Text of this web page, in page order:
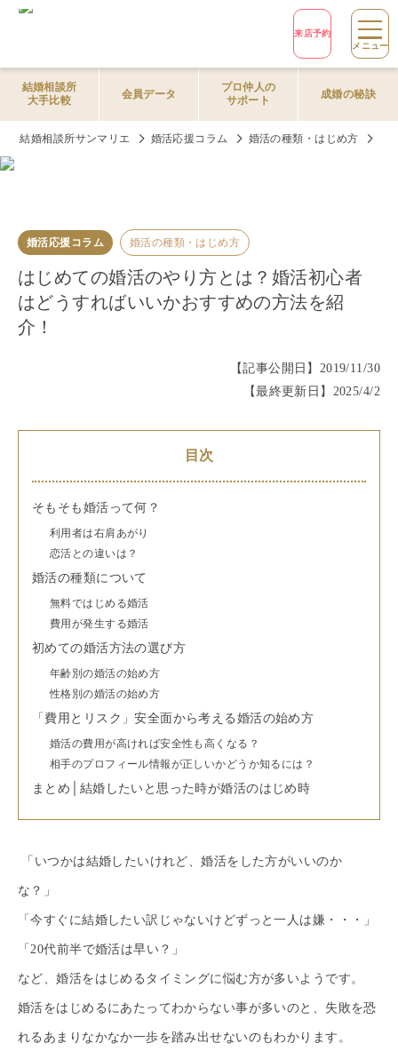
来店予約
メニュー
結婚相談所
大手比較
会員データ
プロ仲人の
サポート
成婚の秘訣
結婚相談所サンマリエ 婚活応援コラム 婚活の種類・はじめ方
婚活応援コラム 婚活の種類・はじめ方
はじめての婚活のやり方とは？婚活初心者
はどうすればいいかおすすめの方法を紹
介！
【記事公開日】 2019/11/30
【最終更新日】 2025/4/2
目次
そもそも婚活って何？
利用者は右肩あがり
恋活との違いは？
婚活の種類について
無料ではじめる婚活
費用が発生する婚活
初めての婚活方法の選び方
年齢別の婚活の始め方
性格別の婚活の始め方
「費用とリスク」安全面から考える婚活の始め方
婚活の費用が高ければ安全性も高くなる？
相手のプロフィール情報が正しいかどうか知るには？
まとめ│結婚したいと思った時が婚活のはじめ時
「いつかは結婚したいけれど、婚活をした方がいいのか
な？」
「今すぐに結婚したい訳じゃないけどずっと一人は嫌・・・」
「20代前半で婚活は早い？」
など、婚活をはじめるタイミングに悩む方が多いようです。
婚活をはじめるにあたってわからない事が多いのと、失敗を恐
れるあまりなかなか一歩を踏み出せないのもわかります。